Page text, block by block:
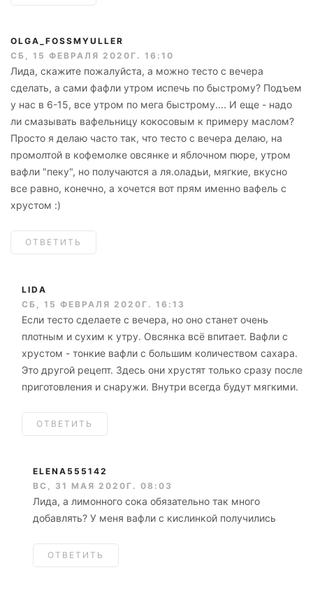
OLGA_FOSSMYULLER
СБ, 15 ФЕВРАЛЯ 2020Г. 16:10
Лида, скажите пожалуйста, а можно тесто с вечера
сделать, а сами фафли утром испечь по быстрому? Подъем
у нас в 6-15, все утром по мега быстрому.... И еще - надо
ли смазывать вафельницу кокосовым к примеру маслом?
Просто я делаю часто так, что тесто с вечера делаю, на
промолтой в кофемолке овсянке и яблочном пюре, утром
вафли "пеку", но получаются а ля.оладьи, мягкие, вкусно
все равно, конечно, а хочется вот прям именно вафель с
хрустом :)
ОТВЕТИТЬ
LIDA
СБ, 15 ФЕВРАЛЯ 2020Г. 16:13
Если тесто сделаете с вечера, но оно станет очень
плотным и сухим к утру. Овсянка всё впитает. Вафли с
хрустом - тонкие вафли с большим количеством сахара.
Это другой рецепт. Здесь они хрустят только сразу после
приготовления и снаружи. Внутри всегда будут мягкими.
ОТВЕТИТЬ
ELENA555142
ВС, 31 МАЯ 2020Г. 08:03
Лида, а лимонного сока обязательно так много
добавлять? У меня вафли с кислинкой получились
ОТВЕТИТЬ